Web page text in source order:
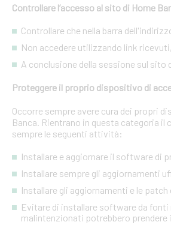
Controllare l’accesso al sito di Home
Controllare che nella barra
Non accedere utilizzando link
A conclusione della sessione sul
Proteggere il proprio dispositivo di
Occorre sempre avere cura dei propri
Banca. Rientrano in questa categoria
sempre le seguenti attività:
Installare e aggiornare il software di
Installare sempre gli aggiornamenti
Installare gli aggiornamenti e le
Evitare di installare software da fonti
malintenzionati potrebbero